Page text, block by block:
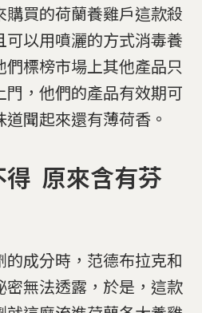
買的荷蘭養雞戶這款殺
以用噴灑的方式消毒養
標榜市場上其他產品只
，他們的產品有效期可
聞起來還有薄荷香。
原來含有芬
成分時，范德布拉克和
密無法透露，於是，這款